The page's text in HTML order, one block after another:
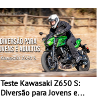
Teste Kawasaki Z650 S:
Diversão para Jovens e